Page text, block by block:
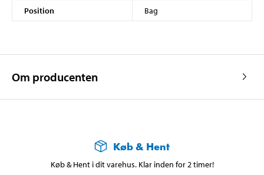
Position Bag
Om producenten
Køb & Hent
Køb & Hent i dit varehus. Klar inden for 2 timer!